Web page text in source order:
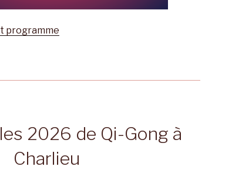
programme
2026 de Qi-Gong à
Charlieu